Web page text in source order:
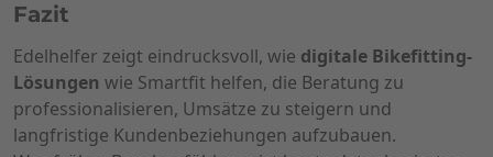
Fazit
Edelhelfer zeigt eindrucksvoll, wie digitale Bikefitting-
Lösungen wie Smartfit helfen, die Beratung zu
professionalisieren, Umsätze zu steigern und
langfristige Kundenbeziehungen aufzubauen.